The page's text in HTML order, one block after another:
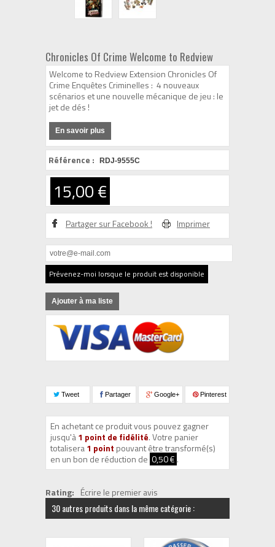
Chronicles Of Crime Welcome to Redview
Welcome to Redview Extension Chronicles Of
Crime Enquêtes Criminelles : 4 nouveaux
scénarios et une nouvelle mécanique de jeu : le
jet de dés !
En savoir plus
Référence : RDJ-9555C
15,00 €
Partager sur Facebook ! Imprimer
Prévenez-moi lorsque le produit est disponible
Ajouter à ma liste
Tweet Partager Google+ Pinterest
En achetant ce produit vous pouvez gagner
jusqu'à1 point de fidélité. Votre panier
totalisera1 point pouvant être transformé(s)
en un bon de réduction de 0,50 € .
Rating: Écrire le premier avis
30 autres produits dans la même catégorie :